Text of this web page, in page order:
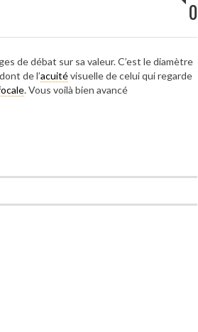
0
de débat sur sa valeur. C’est le diamètre
de l’acuitévisuelle de celui qui regarde
. Vous voilà bien avancé